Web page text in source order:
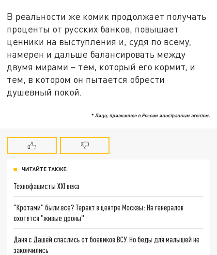
В реальности же комик продолжает получать
проценты от русских банков, повышает
ценники на выступления и, судя по всему,
намерен и дальше балансировать между
двумя мирами – тем, который его кормит, и
тем, в котором он пытается обрести
душевный покой.
* Лицо, признанное в России иностранным агентом.
ЧИТАЙТЕ ТАКЖЕ:
Технофашисты XXI века
"Кротами" были все? Теракт в центре Москвы: На генералов
охотятся "живые дроны"
Даня с Дашей спаслись от боевиков ВСУ. Но беды для малышей не
закончились